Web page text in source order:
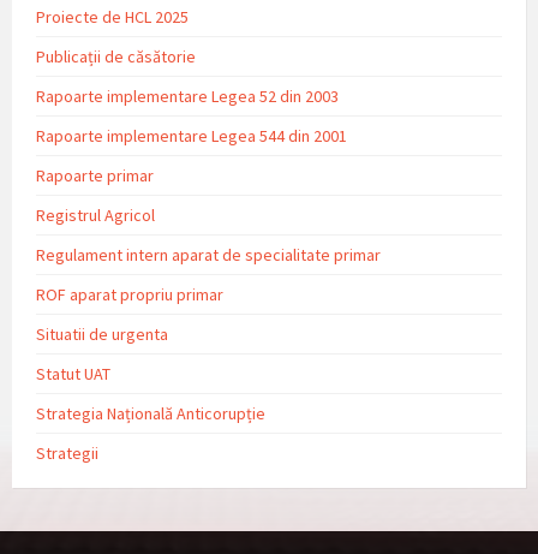
Proiecte de HCL 2025
Publicații de căsătorie
Rapoarte implementare Legea 52 din 2003
Rapoarte implementare Legea 544 din 2001
Rapoarte primar
Registrul Agricol
Regulament intern aparat de specialitate primar
ROF aparat propriu primar
Situatii de urgenta
Statut UAT
Strategia Națională Anticorupție
Strategii